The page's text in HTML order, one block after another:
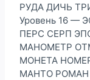
РУДА ДИЧЬ
Уровень 16 —
ПЕРС СЕРП
МАНОМЕТР
МОНЕТА
МАНТО РОМАН